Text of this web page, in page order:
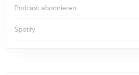
Podcast abonnieren
Spotify